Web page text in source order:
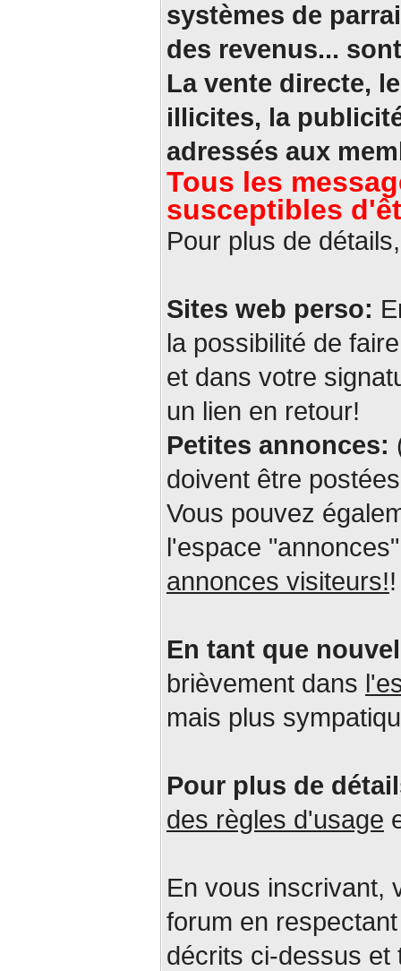
systèmes de
des revenus...
La vente directe,
illicites, la
adressés aux
Tous les
susceptibles
Pour plus de
Sites web perso:
la possibilité de
et dans votre
un lien en retour!
Petites annonces:
doivent être
Vous pouvez
l'espace
annonces visiteurs!!
En tant que
brièvement dans
mais plus
Pour plus de
des règles d'usage
En vous inscrivant,
forum en
décrits ci-dessus et